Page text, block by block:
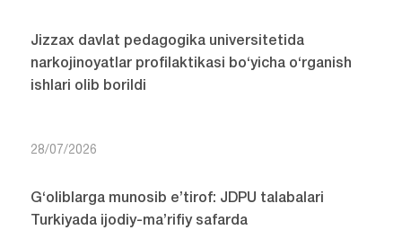
Jizzax davlat pedagogika universitetida
narkojinoyatlar profilaktikasi bo‘yicha o‘rganish
ishlari olib borildi
28/07/2026
G‘oliblarga munosib e’tirof: JDPU talabalari
Turkiyada ijodiy-ma’rifiy safarda